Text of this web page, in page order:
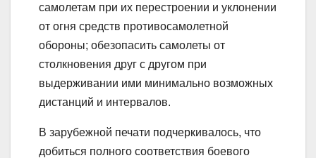
самолетам при их перестроении и уклонении
от огня средств противосамолетной
обороны; обезопасить самолеты от
столкновения друг с другом при
выдерживании ими минимально возможных
дистанций и интервалов.
В зарубежной печати подчеркивалось, что
добиться полного соответствия боевого